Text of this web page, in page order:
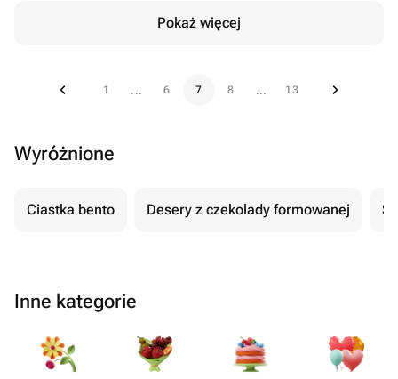
Pokaż więcej
1 ... 6 7 8 ... 13
Wyróżnione
Ciastka bento Desery z czekolady formowanej
Inne kategorie